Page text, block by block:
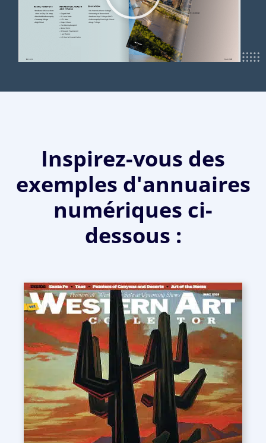
Inspirez-vous des
exemples d'annuaires
numériques ci-
dessous :